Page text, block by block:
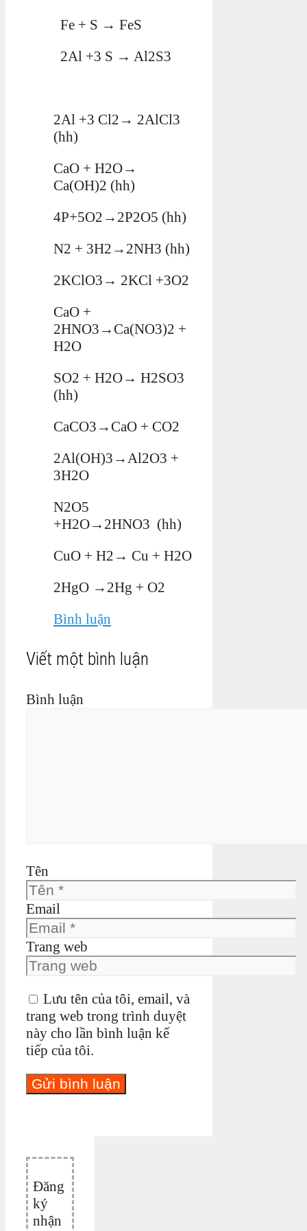
Fe + S → FeS
2Al +3 S → Al2S3
2Al +3 Cl2→ 2AlCl3
(hh)
CaO + H2O→
Ca(OH)2 (hh)
4P+5O2→2P2O5 (hh)
N2 + 3H2→2NH3 (hh)
2KClO3→ 2KCl +3O2
CaO +
2HNO3→Ca(NO3)2 +
H2O
SO2 + H2O→ H2SO3
(hh)
CaCO3→CaO + CO2
2Al(OH)3→Al2O3 +
3H2O
N2O5
+H2O→2HNO3 (hh)
CuO + H2→ Cu + H2O
2HgO →2Hg + O2
Bình luận
Viết một bình luận
Bình luận
Tên
Email
Trang web
Lưu tên của tôi, email, và
trang web trong trình duyệt
này cho lần bình luận kế
tiếp của tôi.
Đăng
ký
nhận